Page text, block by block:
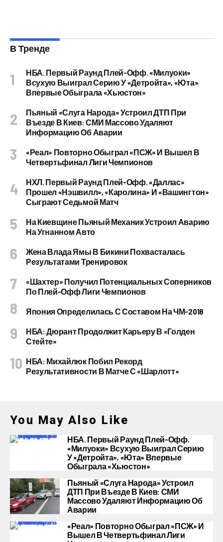
В Тренде
НБА. Первый Раунд Плей-Офф. «Милуоки»
Всухую Выиграл Серию У «Детройта», «Юта»
Впервые Обыграла «Хьюстон»
Пьяный «слуга Народа» Устроил ДТП При
Въезде В Киев: СМИ Массово Удаляют
Информацию Об Аварии
«Реал» Повторно Обыграл «ПСЖ» И Вышел В
Четвертьфинал Лиги Чемпионов
НХЛ. Первый Раунд Плей-Офф. «Даллас»
Прошел «Нэшвилл», «Каролина» И «Вашингтон»
Сыграют Седьмой Матч
На Киевщине Пьяный Механик Устроил Аварию
На Угнанном Авто
Жена Влада Ямы В Бикини Похвасталась
Результатами Тренировок
«Шахтер» Получил Потенциальных Соперников
По Плей-Офф Лиги Чемпионов
Япония Определилась С Составом На ЧМ-2018
НБА: Дюрант Продолжит Карьеру В «Голден
Стейте»
НБА: Михайлюк Побил Рекорд
Результативности В Матче С «Шарлотт»
You May Also Like
НБА. Первый Раунд Плей-Офф.
«Милуоки» Всухую Выиграл Серию
У «Детройта», «Юта» Впервые
Обыграла «Хьюстон»
Пьяный «слуга Народа» Устроил
ДТП При Въезде В Киев: СМИ
Массово Удаляют Информацию Об
Аварии
«Реал» Повторно Обыграл «ПСЖ» И
Вышел В Четвертьфинал Лиги